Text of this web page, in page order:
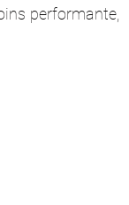
performante,